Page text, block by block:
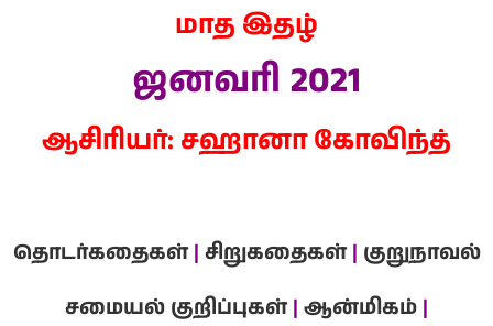
மாத இதழ்
ஜனவரி 2021
ஆசிரியர்: சஹானா கோவிந்த்
தொடர்கதைகள்| சிறுகதைகள்| குறுநாவல்
சமையல் குறிப்புகள்| ஆன்மிகம் |